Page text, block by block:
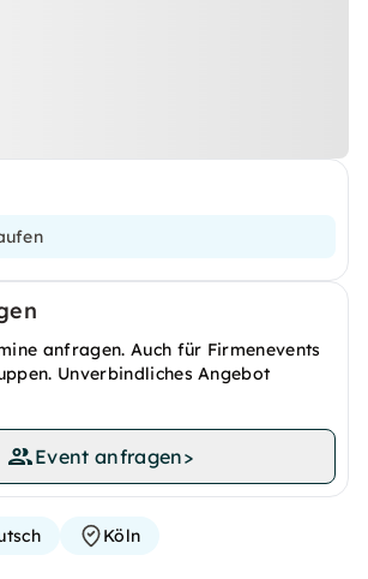
anfragen. Auch für Firmenevents
Unverbindliches Angebot
Event anfragen>
Köln